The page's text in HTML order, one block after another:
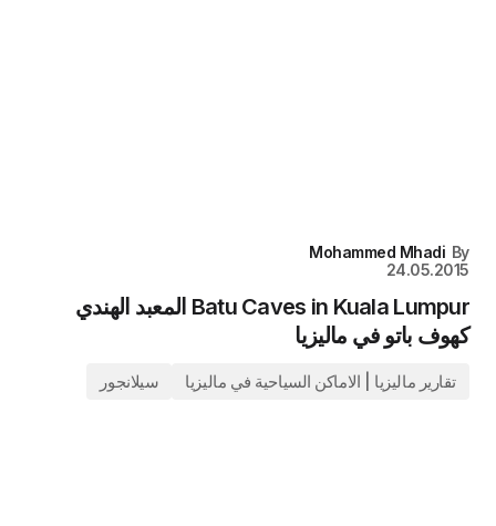
By
Mohammed Mhadi
24.05.2015
Batu Caves in Kuala Lumpur المعبد الهندي
كهوف باتو في ماليزيا
تقارير ماليزيا | الاماكن السياحية في ماليزيا سيلانجور